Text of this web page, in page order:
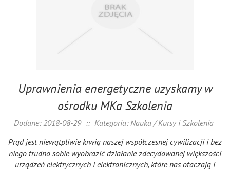
Uprawnienia energetyczne uzyskamy w
ośrodku MKa Szkolenia
Dodane: 2018-08-29 :: Kategoria: Nauka / Kursy i Szkolenia
Prąd jest niewątpliwie krwią naszej współczesnej cywilizacji i bez
niego trudno sobie wyobrazić działanie zdecydowanej większości
urządzeń elektrycznych i elektronicznych, które nas otaczają i